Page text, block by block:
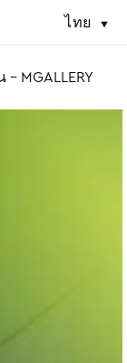
ไทย
MGALLERY